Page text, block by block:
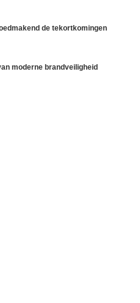
de tekortkomingen
moderne brandveiligheid